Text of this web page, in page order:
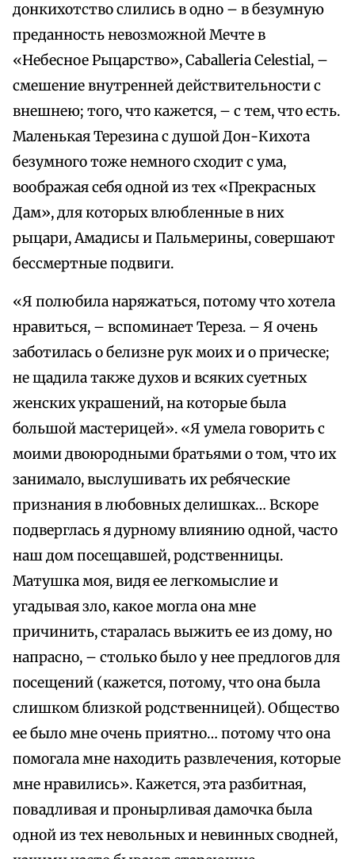
донкихотство слились в одно – в безумную
преданность невозможной Мечте в
«Небесное Рыцарство», Caballeria Celestial, –
смешение внутренней действительности с
внешнею; того, что кажется, – с тем, что есть.
Маленькая Терезина с душой Дон-Кихота
безумного тоже немного сходит с ума,
воображая себя одной из тех «Прекрасных
Дам», для которых влюбленные в них
рыцари, Амадисы и Пальмерины, совершают
бессмертные подвиги.
«Я полюбила наряжаться, потому что хотела
нравиться, – вспоминает Тереза. – Я очень
заботилась о белизне рук моих и о прическе;
не щадила также духов и всяких суетных
женских украшений, на которые была
большой мастерицей». «Я умела говорить с
моими двоюродными братьями о том, что их
занимало, выслушивать их ребяческие
признания в любовных делишках… Вскоре
подверглась я дурному влиянию одной, часто
наш дом посещавшей, родственницы.
Матушка моя, видя ее легкомыслие и
угадывая зло, какое могла она мне
причинить, старалась выжить ее из дому, но
напрасно, – столько было у нее предлогов для
посещений (кажется, потому, что она была
слишком близкой родственницей). Общество
ее было мне очень приятно… потому что она
помогала мне находить развлечения, которые
мне нравились». Кажется, эта разбитная,
повадливая и пронырливая дамочка была
одной из тех невольных и невинных сводней,